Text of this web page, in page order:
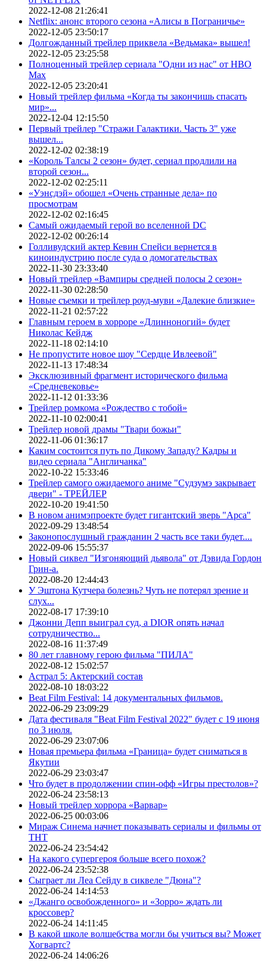
2022-12-08 21:26:41
Netflix: анонс второго сезона «Алисы в Пограничье»
2022-12-05 23:50:17
Долгожданный трейлер приквела «Ведьмака» вышел!
2022-12-05 23:25:58
Полноценный трейлер сериала "Одни из нас" от HBO
Max
2022-12-05 23:20:41
Новый трейлер фильма «Когда ты закончишь спасать
мир»...
2022-12-04 12:15:50
Первый трейлер "Стражи Галактики. Часть 3" уже
вышел...
2022-12-02 02:38:19
«Король Талсы 2 сезон» будет, сериал продлили на
второй сезон...
2022-12-02 02:25:11
«Уэнсдэй» обошел «Очень странные дела» по
просмотрам
2022-12-02 02:16:45
Самый ожидаемый герой во вселенной DC
2022-12-02 00:26:14
Голливудский актер Кевин Спейси вернется в
киноиндустрию после суда о домогательствах
2022-11-30 23:33:40
Новый трейлер «Вампиры средней полосы 2 сезон»
2022-11-30 02:28:50
Новые съемки и трейлер роуд-муви «Далекие близкие»
2022-11-21 02:57:22
Главным героем в хорроре «Длинноногий» будет
Николас Кейдж
2022-11-18 02:14:10
Не пропустите новое шоу "Сердце Ивлеевой"
2022-11-13 17:48:34
Эксклюзивный фрагмент исторического фильма
«Средневековье»
2022-11-12 01:33:36
Трейлер ромкома «Рождество с тобой»
2022-11-10 02:00:41
Трейлер новой драмы "Твари божьи"
2022-11-06 01:36:17
Каким состоится путь по Дикому Западу? Кадры и
видео сериала "Англичанка"
2022-10-22 15:33:46
Трейлер самого ожидаемого аниме "Судзумэ закрывает
двери" - ТРЕЙЛЕР
2022-10-20 19:41:50
В новом анимэпроекте будет гигантский зверь "Арса"
2022-09-29 13:48:54
Законопослушный гражданин 2 часть все таки будет....
2022-09-06 15:55:37
Новый сиквел "Изгоняющий дьявола" от Дэвида Гордон
Грин-а.
2022-08-20 12:44:43
У Эштона Кутчера болезнь? Чуть не потерял зрение и
слух...
2022-08-17 17:39:10
Джонни Депп выиграл суд, а DIOR опять начал
сотрудничество...
2022-08-16 11:37:49
80 лет главному герою фильма "ПИЛА"
2022-08-12 15:02:57
Астрал 5: Актерский состав
2022-08-10 18:03:22
Beat Film Festival: 14 документальных фильмов.
2022-06-29 23:09:29
Дата фестиваля "Beat Film Festival 2022" будет с 19 июня
по 3 июля.
2022-06-29 23:07:06
Новая премьера фильма «Граница» будет сниматься в
Якутии
2022-06-29 23:03:47
Что будет в продолжении спин-офф «Игры престолов»?
2022-06-24 23:58:13
Новый трейлер хоррора «Варвар»
2022-06-25 00:03:06
Мираж Синема начнет показывать сериалы и фильмы от
ТНТ
2022-06-24 23:54:42
На какого супергероя больше всего похож?
2022-06-24 23:52:38
Сыграет ли Леа Сейду в сиквеле "Дюна"?
2022-06-24 14:14:53
«Джанго освобожденного» и «Зорро» ждать ли
кроссовер?
2022-06-24 14:11:45
В какой школе волшебства могли бы учиться вы? Может
Хогвартс?
2022-06-24 14:06:26